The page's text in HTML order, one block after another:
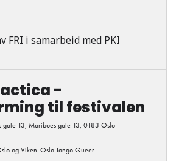
FRI i samarbeid med PKI
-
til festivalen
gate 13, Mariboes gate 13, 0183 Oslo
og Viken Oslo Tango Queer